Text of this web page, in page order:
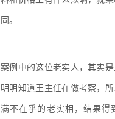
同。
案例中的这位老实人，其实
明明知道王主任在做考察，
满不在乎的老实相，结果得